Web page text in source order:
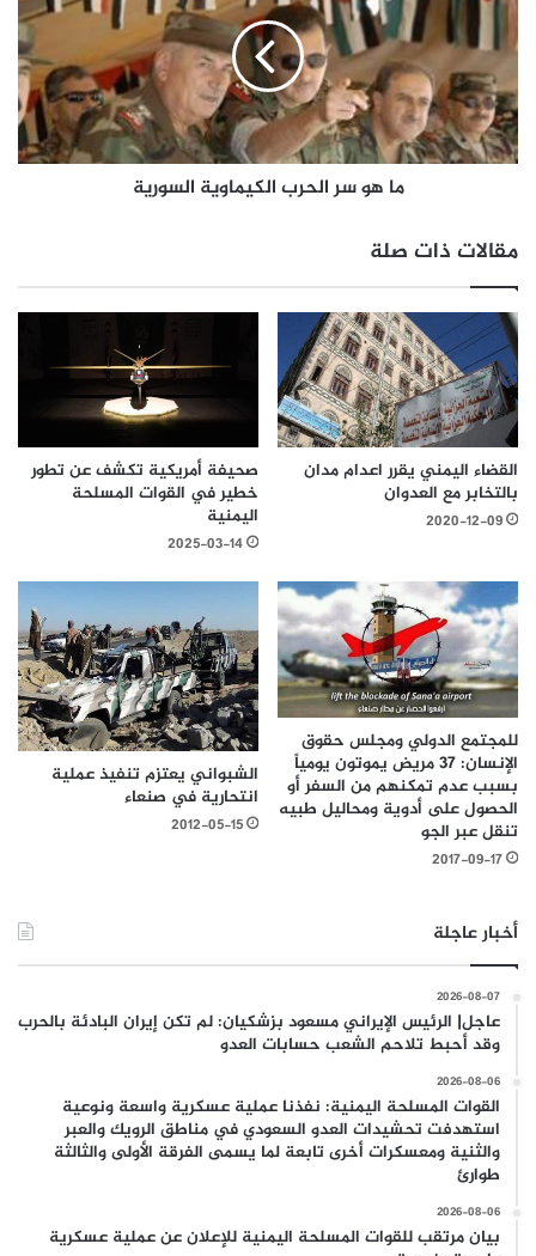
ما هو سر الحرب الكيماوية السورية
مقالات ذات صلة
القضاء اليمني يقرر اعدام مدان
بالتخابر مع العدوان
2020-12-09
صحيفة أمريكية تكشف عن تطور
خطير في القوات المسلحة
اليمنية
2025-03-14
للمجتمع الدولي ومجلس حقوق
الإنسان: 37 مريض يموتون يومياً
بسبب عدم تمكنهم من السفر أو
الحصول على أدوية ومحاليل طبيه
تنقل عبر الجو
2017-09-17
الشبواني يعتزم تنفيذ عملية
انتحارية في صنعاء
2012-05-15
أخبار عاجلة
2026-08-07
عاجل| الرئيس الإيراني مسعود بزشكيان: لم تكن إيران البادئة بالحرب
وقد أحبط تلاحم الشعب حسابات العدو
2026-08-06
القوات المسلحة اليمنية: نفذنا عملية عسكرية واسعة ونوعية
استهدفت تحشيدات العدو السعودي في مناطق الرويك والعبر
والثنية ومعسكرات أخرى تابعة لما يسمى الفرقة الأولى والثالثة
طوارئ
2026-08-06
بيان مرتقب للقوات المسلحة اليمنية للإعلان عن عملية عسكرية